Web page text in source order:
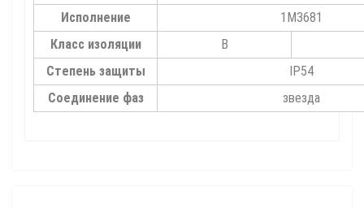
Исполнение
1М3681
Класс изоляции
B
Степень защиты
IP54
Соединение фаз
звезда